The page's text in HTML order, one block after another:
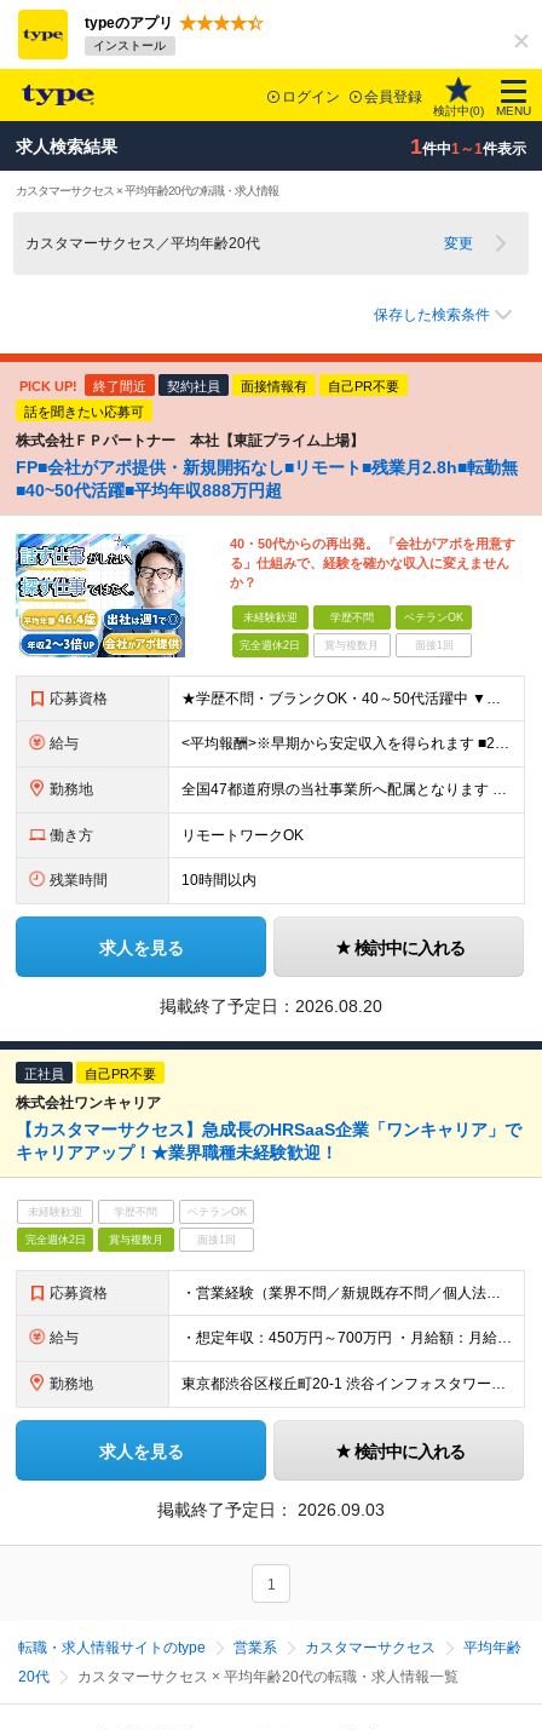
typeのアプリ
インストール
ログイン 会員登録
検討中(0) MENU
求人検索結果 1件中1～1件表示
カスタマーサクセス × 平均年齢20代の転職・求人情報
カスタマーサクセス／平均年齢20代 変更
保存した検索条件
PICK UP! 終了間近 契約社員 面接情報有
自己PR不要
話を聞きたい応募可
株式会社ＦＰパートナー 本社【東証プライム上場】
FP■会社がアポ提供・新規開拓なし■リモート■残業月2.8h■転勤無
■40~50代活躍■平均年収888万円超
40・50代からの再出発。 「会社がアポを用意す
る」仕組みで、経験を確かな収入に変えません
か？
未経験歓迎 学歴不問 ベテランOK
完全週休2日 賞与複数月 面接1回
応募資格 ★学歴不問・ブランクOK・40～50代活躍中 ▼以下いずれかのご経験をお持ちの方 ■金融業界（保険会社や銀行、証券会社、信用金庫など）での就業経験 ■何かしらの営業経験をお持ちの方 ※ブランクのある方
給与 <平均報酬>※早期から安定収入を得られます ■2年目～：888万円 ■3年目～：960万円 ■4年目～：1028万円 ★成果連動型報酬（営業成績に応じて支給/45時間分固定残業代含む/超過分は別途支
勤務地 全国47都道府県の当社事業所へ配属となります ※居住地や希望の勤務先を考慮します ※リモートワークOK／転勤なし ＜本社＞ 東京都台東区浅草橋1-1-8 FP浅草橋ビル (変更の範囲)上記を除く当
働き方 リモートワークOK
残業時間 10時間以内
求人を見る 検討中に入れる
掲載終了予定日： 2026.08.20
正社員 自己PR不要
株式会社ワンキャリア
【カスタマーサクセス】急成長のHRSaaS企業「ワンキャリア」で
キャリアアップ！★業界職種未経験歓迎！
未経験歓迎 学歴不問 ベテランOK
完全週休2日 賞与複数月 面接1回
応募資格 ・営業経験（業界不問／新規既存不問／個人法人不問） ※経験年数よりも、経験の濃さやスキル、パーソナリティを重視します ≪求める人物像≫ ・ホスピタリティがあり、丁寧なコミュニケーションが取れる方 ・
給与 ・想定年収：450万円～700万円 ・月給額：月給300,000円～466,700円 ・みなし残業代：45時間分（79,000円～122,000円） --------------- 昇給年2回・賞与年
勤務地 東京都渋谷区桜丘町20-1 渋谷インフォスタワー16階 ★原則出社ですが、リモートワークは週1まで可能です。 （変更の可能性）上記を除く当社関連勤務地
求人を見る 検討中に入れる
掲載終了予定日： 2026.09.03
1
転職・求人情報サイトのtype 営業系 カスタマーサクセス
平均年齢
20代
カスタマーサクセス × 平均年齢20代の転職・求人情報一覧